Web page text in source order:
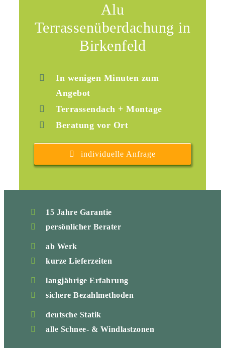
Alu
Terrassenüberdachung in
Birkenfeld
In wenigen Minuten zum
Angebot
Terrassendach + Montage
Beratung vor Ort
individuelle Anfrage
15 Jahre Garantie
persönlicher Berater
ab Werk
kurze Lieferzeiten
langjährige Erfahrung
sichere Bezahlmethoden
deutsche Statik
alle Schnee- & Windlastzonen